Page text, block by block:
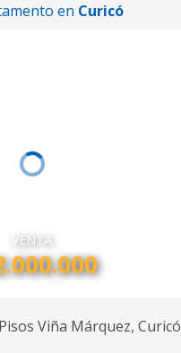
en Curicó
VENTA
Viña Márquez, Curicó